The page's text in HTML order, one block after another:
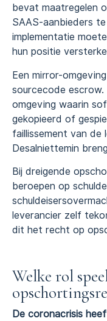
bevat maatregelen
SAAS-aanbieders
implementatie
hun positie
Een mirror-
sourcecode
omgeving waarin
gekopieerd of
faillissement van de
Desalniettemin
Bij dreigende
beroepen op
leverancier zelf
dit het recht op
Welke rol
De coronacrisis